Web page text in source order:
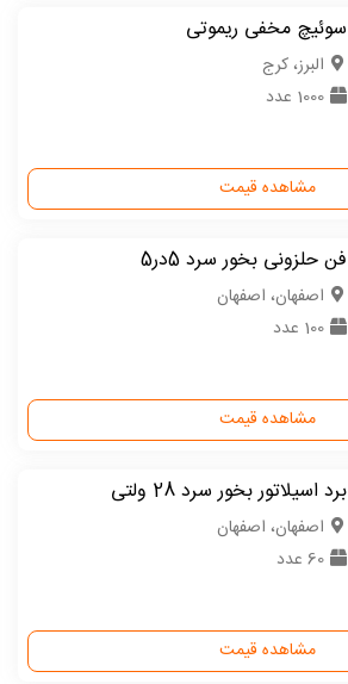
سوئیچ مخفی ریموتی
البرز، کرج
1000 عدد
مشاهده قیمت
فن حلزونی بخور سرد 5در5
اصفهان، اصفهان
100 عدد
مشاهده قیمت
برد اسیلاتور بخور سرد 28 ولتی
اصفهان، اصفهان
60 عدد
مشاهده قیمت